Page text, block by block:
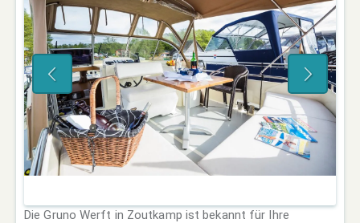
Die Gruno Werft in Zoutkamp ist bekannt für Ihre